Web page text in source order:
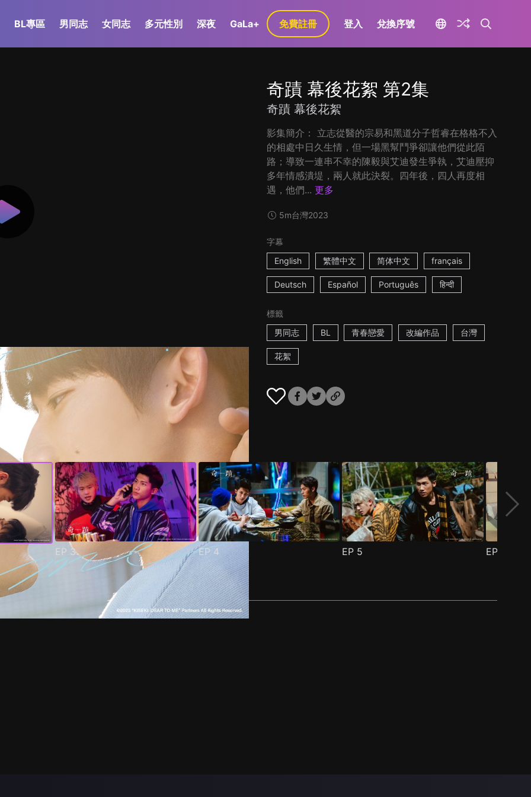
BL專區 男同志 女同志 多元性別 深夜 GaLa+ 免費註冊 登入 兌換序號
奇蹟 幕後花絮 第2集
奇蹟 幕後花絮
影集簡介： 立志從醫的宗易和黑道分子哲睿在格格不入
的相處中日久生情，但一場黑幫鬥爭卻讓他們從此陌
路；導致一連串不幸的陳毅與艾迪發生爭執，艾迪壓抑
多年情感潰堤，兩人就此決裂。四年後，四人再度相
遇，他們... 更多
5m台灣2023
字幕
English
繁體中文 简体中文 français
Deutsch Español Português हिन्दी
標籤
男同志
BL 青春戀愛 改編作品 台灣
花絮
EP 3 EP 4 EP 5 EP